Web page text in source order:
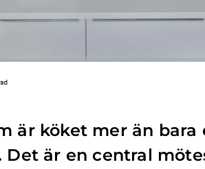
är köket mer än bara
är en central